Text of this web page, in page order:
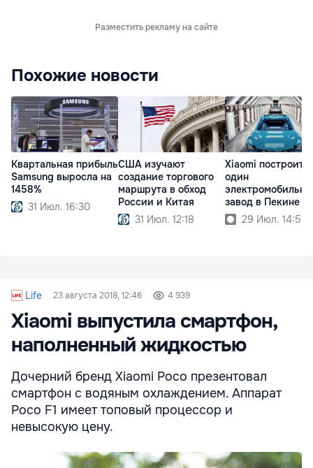
Разместить рекламу на сайте
Похожие новости
Квартальная прибыль
Samsung выросла на
1458%
31 Июл. 16:30
США изучают
создание торгового
маршрута в обход
России и Китая
31 Июл. 12:18
Xiaomi построит
один
завод в Пекине
29 Июл. 14:50
Life 23 августа 2018, 12:46 4 939
Xiaomi выпустила смартфон,
наполненный жидкостью
Дочерний бренд Xiaomi Poco презентовал
смартфон с водяным охлаждением. Аппарат
Poco F1 имеет топовый процессор и
невысокую цену.